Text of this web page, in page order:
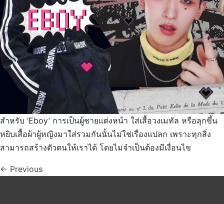
สำหรับ ‘Eboy’ การเป็นผู้ชายแต่งหน้า ใส่เสื้อวงเมทัล หรือลุกขึ้น
หยิบเสื้อผ้าผู้หญิงมาใส่รวมกันนั้นไม่ใช่เรื่องแปลก เพราะทุกสิ่ง
สามารถสร้างตัวตนให้เราได้ โดยไม่จำเป็นต้องมีเงื่อนไข
← Previous